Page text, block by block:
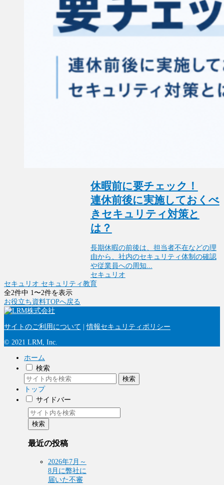
休暇前に要チェック！
連休前後に​実施しておくべ
きセキュリティ対策と
は？
長期休暇の前後は、担当者不在などの理
由から、社内のセキュリティ体制の確認
や従業員への周知...
セキュリオ
セキュリオ セキュリティ教育
全2件中 1〜2件を表示
お役立ち資料TOPへ戻る
サイトのご利用について |情報セキュリティポリシー
© 2021 LRM, Inc.
ホーム
検索
検索
トップ
サイドバー
検索
最近の投稿
2026年7月～
8月に弊社に
届いた不審